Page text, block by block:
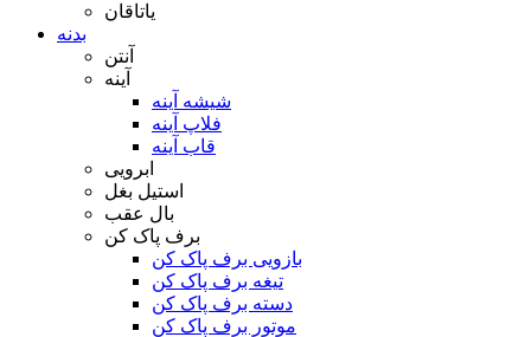
یاتاقان
بدنه
آنتن
آینه
شیشه آینه
فلاپ آینه
قاب آینه
ابرویی
استیل بغل
بال عقب
برف پاک کن
بازویی برف پاک کن
تیغه برف پاک کن
دسته برف پاک کن
موتور برف پاک کن